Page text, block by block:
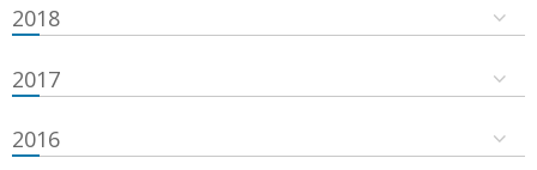
2018
2017
2016